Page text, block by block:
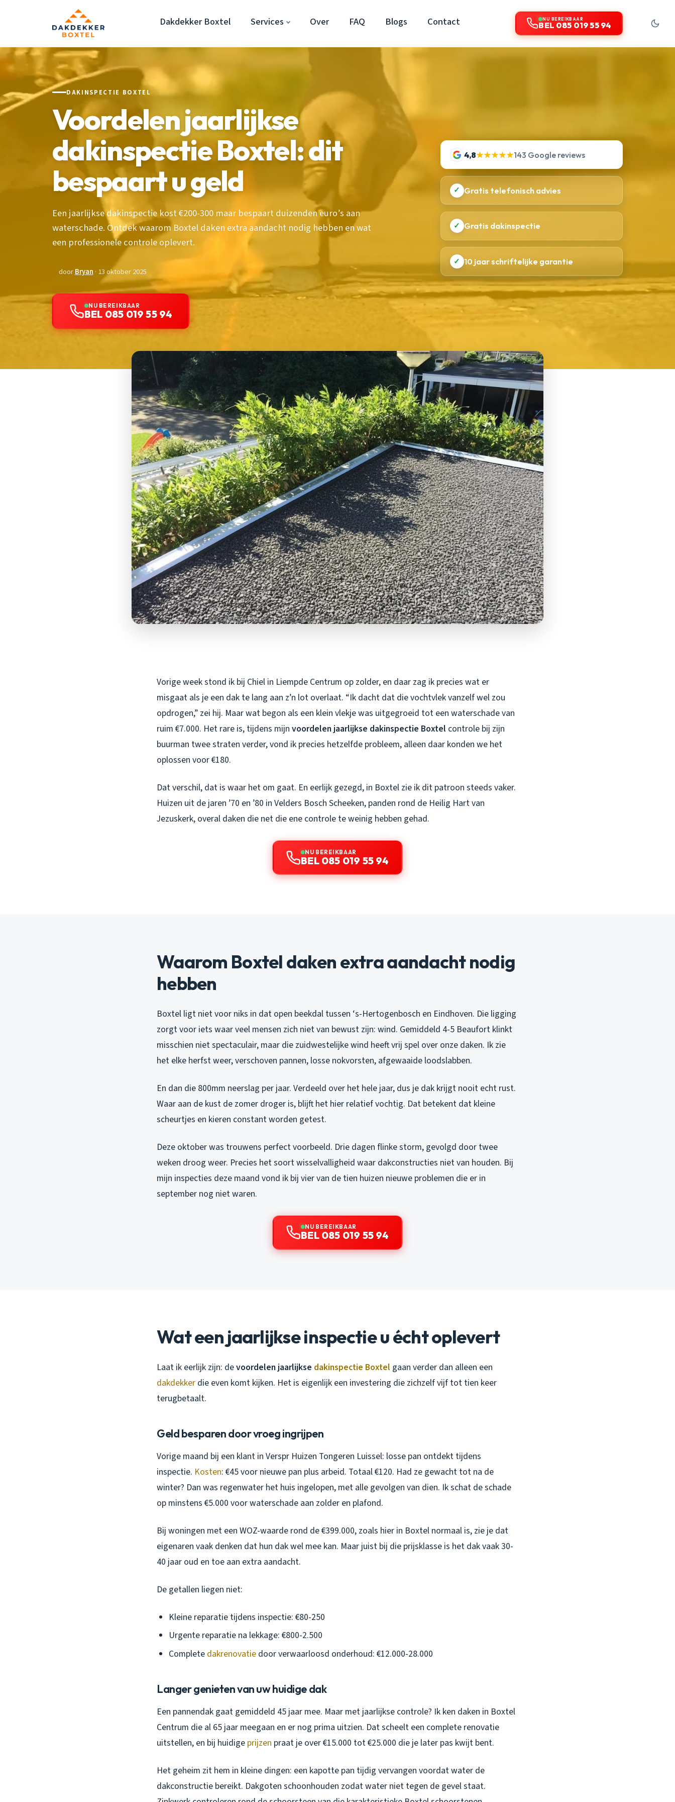
Dakdekker Boxtel Services Over FAQ Blogs Contact NU BEREIKBAAR
BEL 085 019 55 94
DAKINSPECTIE BOXTEL
Voordelen jaarlijkse
dakinspectie Boxtel: dit
bespaart u geld
Een jaarlijkse dakinspectie kost €200-300 maar bespaart duizenden euro’s aan
waterschade. Ontdek waarom Boxtel daken extra aandacht nodig hebben en wat
een professionele controle oplevert.
doorBryan · 13 oktober 2025
NU BEREIKBAAR
BEL 085 019 55 94
4,8★★★★★143 Google reviews
✓ Gratis telefonisch advies
✓ Gratis dakinspectie
✓ 10 jaar schriftelijke garantie
Vorige week stond ik bij Chiel in Liempde Centrum op zolder, en daar zag ik precies wat er
misgaat als je een dak te lang aan z’n lot overlaat. “Ik dacht dat die vochtvlek vanzelf wel zou
opdrogen,” zei hij. Maar wat begon als een klein vlekje was uitgegroeid tot een waterschade van
ruim €7.000. Het rare is, tijdens mijn voordelen jaarlijkse dakinspectie Boxtel controle bij zijn
buurman twee straten verder, vond ik precies hetzelfde probleem, alleen daar konden we het
oplossen voor €180.
Dat verschil, dat is waar het om gaat. En eerlijk gezegd, in Boxtel zie ik dit patroon steeds vaker.
Huizen uit de jaren ’70 en ’80 in Velders Bosch Scheeken, panden rond de Heilig Hart van
Jezuskerk, overal daken die net die ene controle te weinig hebben gehad.
NU BEREIKBAAR
BEL 085 019 55 94
Waarom Boxtel daken extra aandacht nodig
hebben
Boxtel ligt niet voor niks in dat open beekdal tussen ‘s-Hertogenbosch en Eindhoven. Die ligging
zorgt voor iets waar veel mensen zich niet van bewust zijn: wind. Gemiddeld 4-5 Beaufort klinkt
misschien niet spectaculair, maar die zuidwestelijke wind heeft vrij spel over onze daken. Ik zie
het elke herfst weer, verschoven pannen, losse nokvorsten, afgewaaide loodslabben.
En dan die 800mm neerslag per jaar. Verdeeld over het hele jaar, dus je dak krijgt nooit echt rust.
Waar aan de kust de zomer droger is, blijft het hier relatief vochtig. Dat betekent dat kleine
scheurtjes en kieren constant worden getest.
Deze oktober was trouwens perfect voorbeeld. Drie dagen flinke storm, gevolgd door twee
weken droog weer. Precies het soort wisselvalligheid waar dakconstructies niet van houden. Bij
mijn inspecties deze maand vond ik bij vier van de tien huizen nieuwe problemen die er in
september nog niet waren.
NU BEREIKBAAR
BEL 085 019 55 94
Wat een jaarlijkse inspectie u écht oplevert
Laat ik eerlijk zijn: devoordelen jaarlijkse dakinspectie Boxtel gaan verder dan alleen een
dakdekker die even komt kijken. Het is eigenlijk een investering die zichzelf vijf tot tien keer
terugbetaalt.
Geld besparen door vroeg ingrijpen
Vorige maand bij een klant in Verspr Huizen Tongeren Luissel: losse pan ontdekt tijdens
inspectie. Kosten: €45 voor nieuwe pan plus arbeid. Totaal €120. Had ze gewacht tot na de
winter? Dan was regenwater het huis ingelopen, met alle gevolgen van dien. Ik schat de schade
op minstens €5.000 voor waterschade aan zolder en plafond.
Bij woningen met een WOZ-waarde rond de €399.000, zoals hier in Boxtel normaal is, zie je dat
eigenaren vaak denken dat hun dak wel mee kan. Maar juist bij die prijsklasse is het dak vaak 30-
40 jaar oud en toe aan extra aandacht.
De getallen liegen niet:
Kleine reparatie tijdens inspectie: €80-250
Urgente reparatie na lekkage: €800-2.500
Complete dakrenovatie door verwaarloosd onderhoud: €12.000-28.000
Langer genieten van uw huidige dak
Een pannendak gaat gemiddeld 45 jaar mee. Maar met jaarlijkse controle? Ik ken daken in Boxtel
Centrum die al 65 jaar meegaan en er nog prima uitzien. Dat scheelt een complete renovatie
uitstellen, en bij huidige prijzen praat je over €15.000 tot €25.000 die je later pas kwijt bent.
Het geheim zit hem in kleine dingen: een kapotte pan tijdig vervangen voordat water de
dakconstructie bereikt. Dakgoten schoonhouden zodat water niet tegen de gevel staat.